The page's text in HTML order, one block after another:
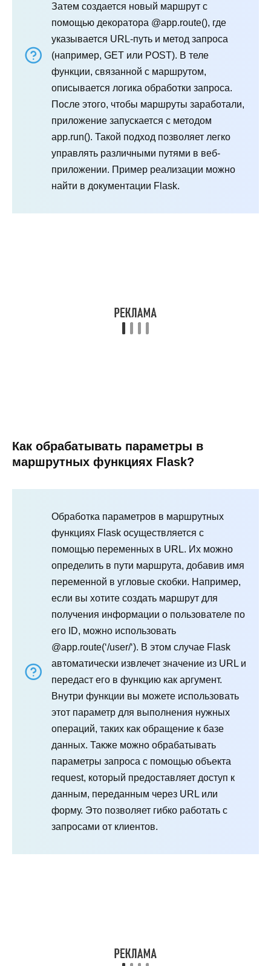
Затем создается новый маршрут с
помощью декоратора @app.route(), где
указывается URL-путь и метод запроса
(например, GET или POST). В теле
функции, связанной с маршрутом,
описывается логика обработки запроса.
После этого, чтобы маршруты заработали,
приложение запускается с методом
app.run(). Такой подход позволяет легко
управлять различными путями в веб-
приложении. Пример реализации можно
найти в документации Flask.
Как обрабатывать параметры в
маршрутных функциях Flask?
Обработка параметров в маршрутных
функциях Flask осуществляется с
помощью переменных в URL. Их можно
определить в пути маршрута, добавив имя
переменной в угловые скобки. Например,
если вы хотите создать маршрут для
получения информации о пользователе по
его ID, можно использовать
@app.route(‘/user/‘). В этом случае Flask
автоматически извлечет значение из URL и
передаст его в функцию как аргумент.
Внутри функции вы можете использовать
этот параметр для выполнения нужных
операций, таких как обращение к базе
данных. Также можно обрабатывать
параметры запроса с помощью объекта
request, который предоставляет доступ к
данным, переданным через URL или
форму. Это позволяет гибко работать с
запросами от клиентов.